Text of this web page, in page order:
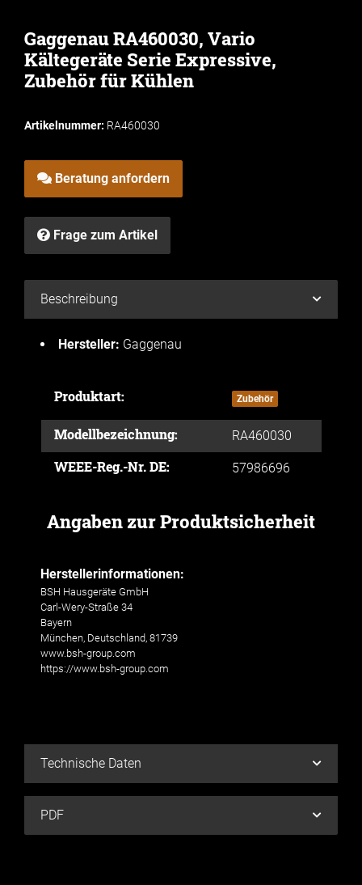
Gaggenau RA460030, Vario
Kältegeräte Serie Expressive,
Zubehör für Kühlen
Artikelnummer: RA460030
Beratung anfordern
Frage zum Artikel
Beschreibung
Hersteller: Gaggenau
Produkteigenschaft
Wert
Produktart: Zubehör
Modellbezeichnung: RA460030
WEEE-Reg.-Nr. DE: 57986696
Angaben zur Produktsicherheit
Herstellerinformationen:
BSH Hausgeräte GmbH
Carl-Wery-Straße 34
Bayern
München, Deutschland, 81739
www.bsh-group.com
https://www.bsh-group.com
Technische Daten
PDF